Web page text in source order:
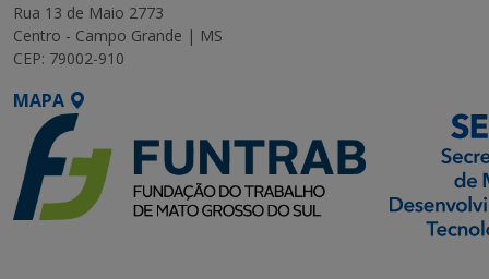
Rua 13 de Maio 2773
Centro - Campo Grande | MS
CEP: 79002-910
MAPA